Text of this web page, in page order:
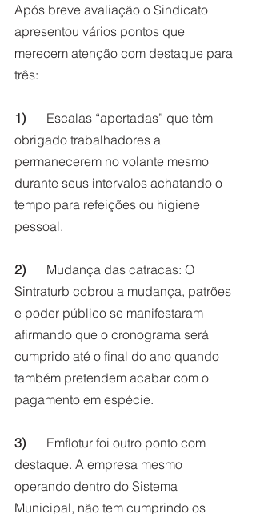
Após breve avaliação o Sindicato
apresentou vários pontos que
merecem atenção com destaque para
três:
Escalas “apertadas” que têm
obrigado trabalhadores a
permanecerem no volante mesmo
durante seus intervalos achatando o
tempo para refeições ou higiene
pessoal.
2)
Sintraturb cobrou a mudança, patrões
e poder público se manifestaram
afirmando que o cronograma será
cumprido até o final do ano quando
também pretendem acabar com o
pagamento em espécie.
Emflotur foi outro ponto com
destaque. A empresa mesmo
operando dentro do Sistema
Municipal, não tem cumprindo os